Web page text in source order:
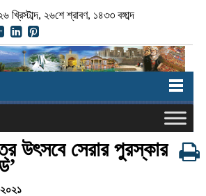
২৬শে শ্রাবণ, ১৪৩৩ বঙ্গাব্দ
উৎসবে সেরার পুরস্কার